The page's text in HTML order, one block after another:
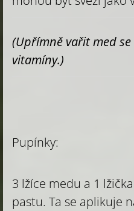
(Upřímně vařit med
vitamíny.)
Pupínky:
3 lžíce medu a 1
pastu. Ta se aplikuje